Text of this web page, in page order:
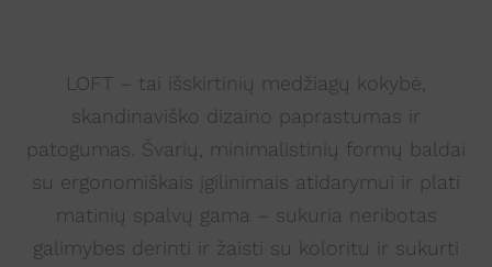
LOFT – tai išskirtinių medžiagų kokybė,
skandinaviško dizaino paprastumas ir
patogumas. Švarių, minimalistinių formų baldai
su ergonomiškais įgilinimais atidarymui ir plati
matinių spalvų gama – sukuria neribotas
galimybes derinti ir žaisti su koloritu ir sukurti